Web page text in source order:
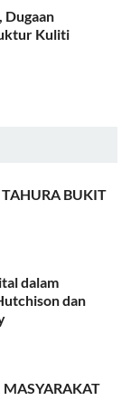
Dugaan
Kuliti
BUKIT
dalam
dan
MASYARAKAT